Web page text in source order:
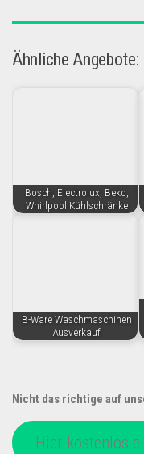
Ähnliche Angebote:
Bosch, Electrolux, Beko,
Whirlpool Kühlschränke
B-Ware Waschmaschinen
Ausverkauf
Nicht das richtige auf
Hier kostenlos